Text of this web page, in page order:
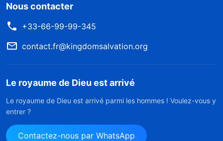
Nous contacter
+33-66-99-99-345
contact.fr@kingdomsalvation.org
Le royaume de Dieu est arrivé
Le royaume de Dieu est arrivé parmi les hommes ! Voulez-vous y
entrer ?
Contactez-nous par WhatsApp